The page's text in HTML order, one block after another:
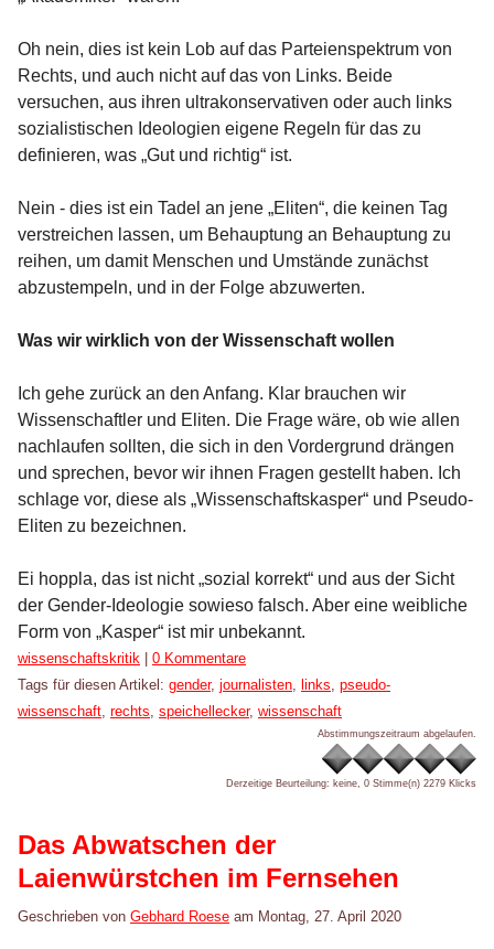
Oh nein, dies ist kein Lob auf das Parteienspektrum von
Rechts, und auch nicht auf das von Links. Beide
versuchen, aus ihren ultrakonservativen oder auch links
sozialistischen Ideologien eigene Regeln für das zu
definieren, was „Gut und richtig“ ist.
Nein - dies ist ein Tadel an jene „Eliten“, die keinen Tag
verstreichen lassen, um Behauptung an Behauptung zu
reihen, um damit Menschen und Umstände zunächst
abzustempeln, und in der Folge abzuwerten.
Was wir wirklich von der Wissenschaft wollen
Ich gehe zurück an den Anfang. Klar brauchen wir
Wissenschaftler und Eliten. Die Frage wäre, ob wie allen
nachlaufen sollten, die sich in den Vordergrund drängen
und sprechen, bevor wir ihnen Fragen gestellt haben. Ich
schlage vor, diese als „Wissenschaftskasper“ und Pseudo-
Eliten zu bezeichnen.
Ei hoppla, das ist nicht „sozial korrekt“ und aus der Sicht
der Gender-Ideologie sowieso falsch. Aber eine weibliche
Form von „Kasper“ ist mir unbekannt.
Kategorien:
wissenschaftskritik | 0 Kommentare
Tags für diesen Artikel: gender, journalisten links pseudo-
wissenschaft rechts speichellecker, wissenschaft
Abstimmungszeitraum abgelaufen.
Derzeitige Beurteilung: keine, 0 Stimme(n) 2279 Klicks
Das Abwatschen der
Laienwürstchen im Fernsehen
Geschrieben von Gebhard Roese am Montag, 27. April 2020